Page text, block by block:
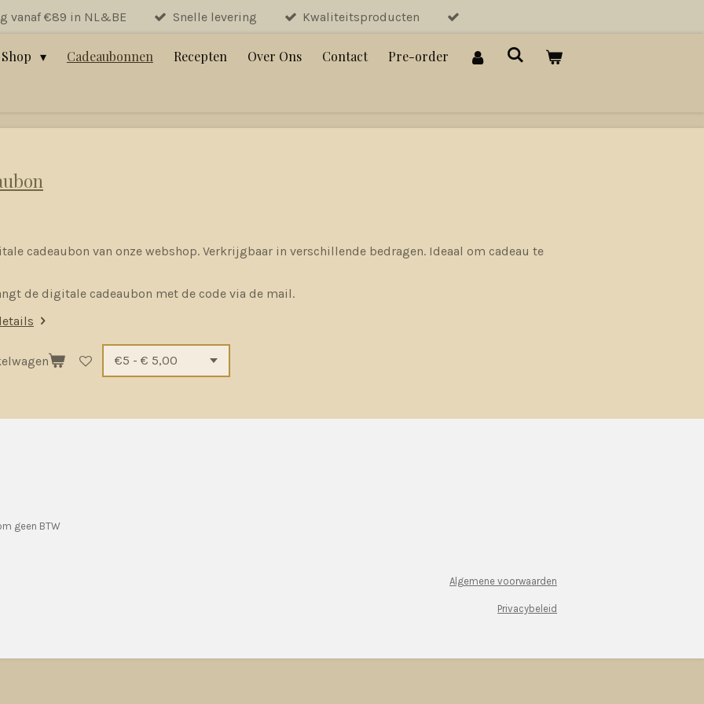
vanaf €89 in NL&BE Snelle levering Kwaliteitsproducten
Shop Cadeaubonnen Recepten Over Ons Contact Pre-order
cadeaubon van onze webshop. Verkrijgbaar in verschillende bedragen. Ideaal om cadeau te
de digitale cadeaubon met de code via de mail.
geen BTW
Algemene voorwaarden
Privacybeleid